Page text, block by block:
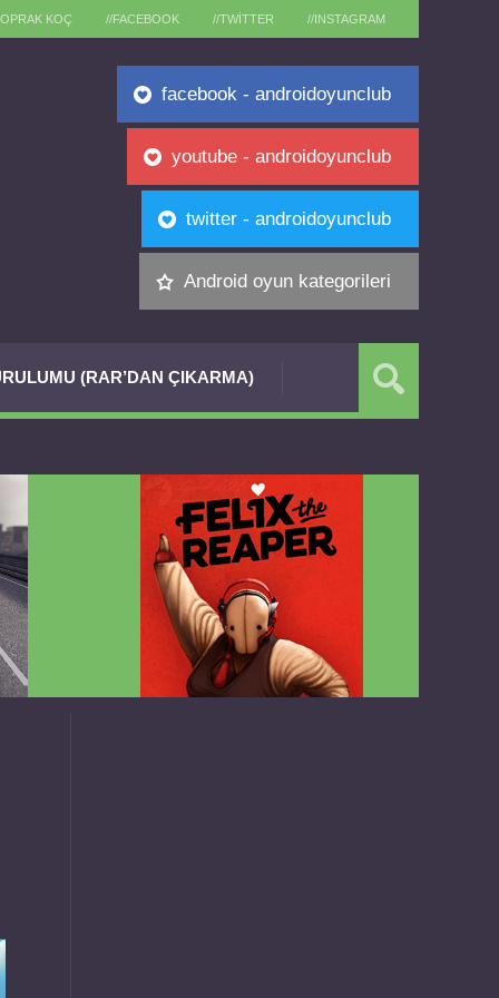
KOÇ //FACEBOOK //TWITTER //INSTAGRAM
facebook - androidoyunclub
youtube - androidoyunclub
twitter - androidoyunclub
Android oyun kategorileri
(RAR’DAN ÇIKARMA)